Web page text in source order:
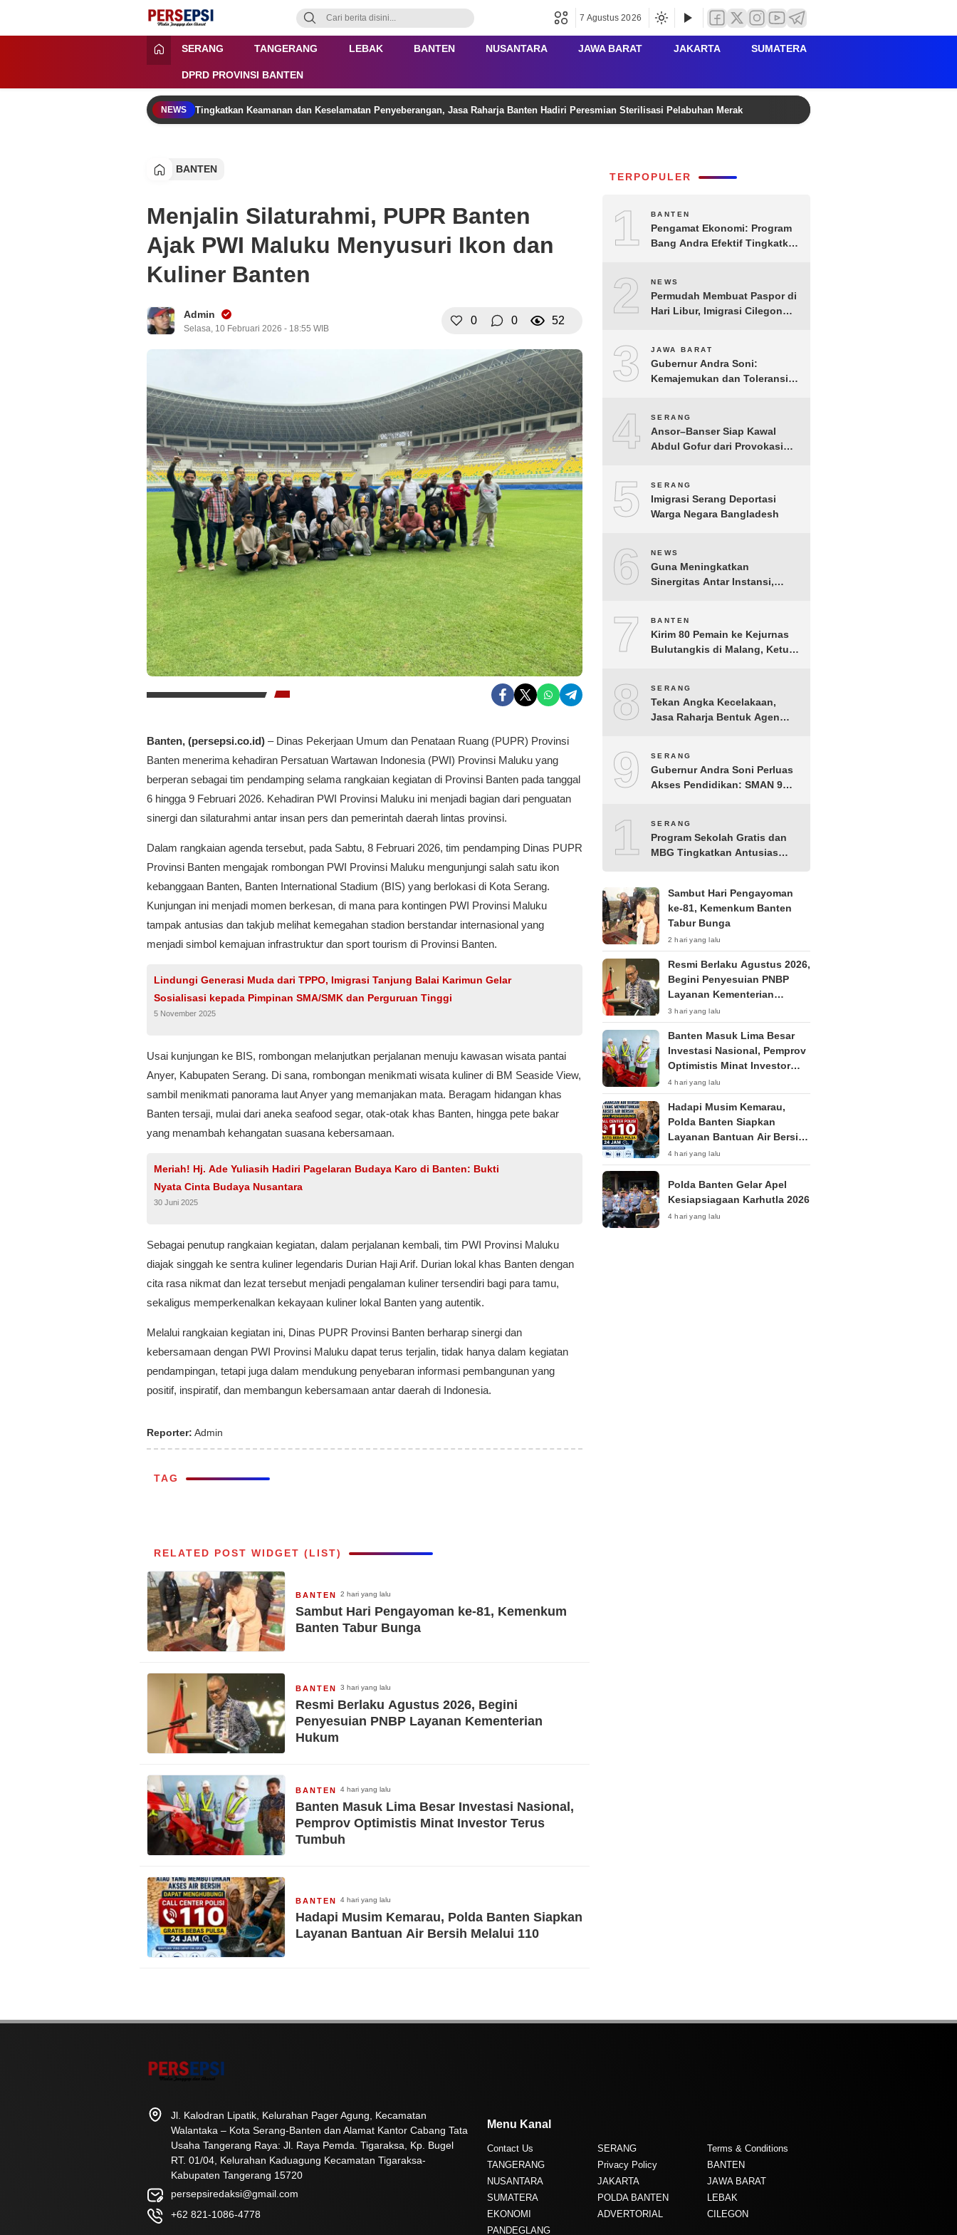
konten
Persepsi.co.id
Media Tanggap Dan Akurat
7 Agustus 2026
SERANG TANGERANG LEBAK BANTEN NUSANTARA JAWA BARAT JAKARTA SUMATERA
DPRD PROVINSI BANTEN
NEWS Tingkatkan Keamanan dan Keselamatan Penyeberangan, Jasa Raharja Banten Hadiri Peresmian Sterilisasi Pelabuhan Merak
BANTEN
Menjalin Silaturahmi, PUPR Banten
Ajak PWI Maluku Menyusuri Ikon dan
Kuliner Banten
Admin
Selasa, 10 Februari 2026 - 18:55 WIB
0 0 52
Banten, (persepsi.co.id) – Dinas Pekerjaan Umum dan Penataan Ruang (PUPR) Provinsi
Banten menerima kehadiran Persatuan Wartawan Indonesia (PWI) Provinsi Maluku yang
berperan sebagai tim pendamping selama rangkaian kegiatan di Provinsi Banten pada tanggal
6 hingga 9 Februari 2026. Kehadiran PWI Provinsi Maluku ini menjadi bagian dari penguatan
sinergi dan silaturahmi antar insan pers dan pemerintah daerah lintas provinsi.
Dalam rangkaian agenda tersebut, pada Sabtu, 8 Februari 2026, tim pendamping Dinas PUPR
Provinsi Banten mengajak rombongan PWI Provinsi Maluku mengunjungi salah satu ikon
kebanggaan Banten, Banten International Stadium (BIS) yang berlokasi di Kota Serang.
Kunjungan ini menjadi momen berkesan, di mana para kontingen PWI Provinsi Maluku
tampak antusias dan takjub melihat kemegahan stadion berstandar internasional yang
menjadi simbol kemajuan infrastruktur dan sport tourism di Provinsi Banten.
Lindungi Generasi Muda dari TPPO, Imigrasi Tanjung Balai Karimun Gelar
Sosialisasi kepada Pimpinan SMA/SMK dan Perguruan Tinggi
5 November 2025
Usai kunjungan ke BIS, rombongan melanjutkan perjalanan menuju kawasan wisata pantai
Anyer, Kabupaten Serang. Di sana, rombongan menikmati wisata kuliner di BM Seaside View,
sambil menikmati panorama laut Anyer yang memanjakan mata. Beragam hidangan khas
Banten tersaji, mulai dari aneka seafood segar, otak-otak khas Banten, hingga pete bakar
yang menambah kehangatan suasana kebersamaan.
Meriah! Hj. Ade Yuliasih Hadiri Pagelaran Budaya Karo di Banten: Bukti
Nyata Cinta Budaya Nusantara
30 Juni 2025
Sebagai penutup rangkaian kegiatan, dalam perjalanan kembali, tim PWI Provinsi Maluku
diajak singgah ke sentra kuliner legendaris Durian Haji Arif. Durian lokal khas Banten dengan
cita rasa nikmat dan lezat tersebut menjadi pengalaman kuliner tersendiri bagi para tamu,
sekaligus memperkenalkan kekayaan kuliner lokal Banten yang autentik.
Melalui rangkaian kegiatan ini, Dinas PUPR Provinsi Banten berharap sinergi dan
kebersamaan dengan PWI Provinsi Maluku dapat terus terjalin, tidak hanya dalam kegiatan
pendampingan, tetapi juga dalam mendukung penyebaran informasi pembangunan yang
positif, inspiratif, dan membangun kebersamaan antar daerah di Indonesia.
Reporter: Admin
TAG
RELATED POST WIDGET (LIST)
BANTEN 2 hari yang lalu
Sambut Hari Pengayoman ke-81, Kemenkum
Banten Tabur Bunga
BANTEN 3 hari yang lalu
Resmi Berlaku Agustus 2026, Begini
Penyesuian PNBP Layanan Kementerian
Hukum
BANTEN 4 hari yang lalu
Banten Masuk Lima Besar Investasi Nasional,
Pemprov Optimistis Minat Investor Terus
Tumbuh
BANTEN 4 hari yang lalu
Hadapi Musim Kemarau, Polda Banten Siapkan
Layanan Bantuan Air Bersih Melalui 110
TERPOPULER
1 BANTEN
Pengamat Ekonomi: Program
Bang Andra Efektif Tingkatkan
2 NEWS
Permudah Membuat Paspor di
Hari Libur, Imigrasi Cilegon
3 JAWA BARAT
Gubernur Andra Soni:
Kemajemukan dan Toleransi
4 SERANG
Ansor–Banser Siap Kawal
Abdul Gofur dari Provokasi
5 SERANG
Imigrasi Serang Deportasi
Warga Negara Bangladesh
6 NEWS
Guna Meningkatkan
Sinergitas Antar Instansi,
Cukai Khusus Kepri
7 BANTEN
Kirim 80 Pemain ke Kejurnas
Bulutangkis di Malang, Ketua
Hasil Terbaik
8 SERANG
Tekan Angka Kecelakaan,
Jasa Raharja Bentuk Agen
Taktakan
9 SERANG
Gubernur Andra Soni Perluas
Akses Pendidikan: SMAN 9
10SERANG
Program Sekolah Gratis dan
MBG Tingkatkan Antusias
Sambut Hari Pengayoman
ke-81, Kemenkum Banten
Tabur Bunga
2 hari yang lalu
Resmi Berlaku Agustus 2026,
Begini Penyesuian PNBP
Layanan Kementerian
Hukum
3 hari yang lalu
Banten Masuk Lima Besar
Investasi Nasional, Pemprov
Optimistis Minat Investor
Terus Tumbuh
4 hari yang lalu
Hadapi Musim Kemarau,
Polda Banten Siapkan
Layanan Bantuan Air Bersih
Melalui 110
4 hari yang lalu
Polda Banten Gelar Apel
Kesiapsiagaan Karhutla 2026
4 hari yang lalu
Jl. Kalodran Lipatik, Kelurahan Pager Agung, Kecamatan
Walantaka – Kota Serang-Banten dan Alamat Kantor Cabang Tata
Usaha Tangerang Raya: Jl. Raya Pemda. Tigaraksa, Kp. Bugel
RT. 01/04, Kelurahan Kaduagung Kecamatan Tigaraksa-
Kabupaten Tangerang 15720
persepsiredaksi@gmail.com
+62 821-1086-4778
Menu Kanal
Contact Us SERANG
Terms & Conditions
TANGERANG
Privacy Policy
BANTEN
NUSANTARA
JAKARTA
JAWA BARAT
SUMATERA
POLDA BANTEN
LEBAK
EKONOMI
ADVERTORIAL
CILEGON
PANDEGLANG